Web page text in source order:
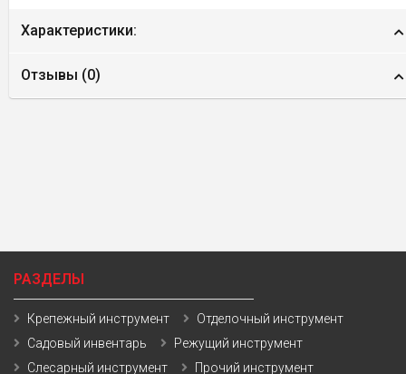
Характеристики:
Отзывы (0)
РАЗДЕЛЫ
Крепежный инструмент
Отделочный инструмент
Садовый инвентарь
Режущий инструмент
Слесарный инструмент
Прочий инструмент